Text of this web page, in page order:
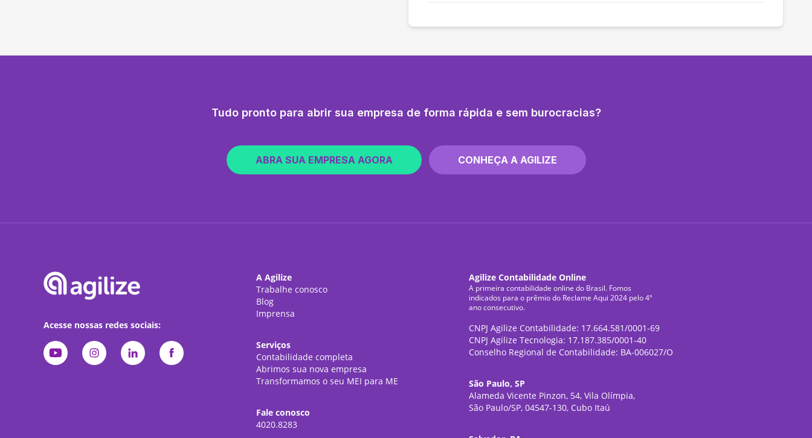
Tudo pronto para abrir sua empresa de forma rápida e sem burocracias?
ABRA SUA EMPRESA AGORA CONHEÇA A AGILIZE
Acesse nossas redes sociais:
A Agilize
Trabalhe conosco
Blog
Imprensa
Serviços
Contabilidade completa
Abrimos sua nova empresa
Transformamos o seu MEI para ME
Fale conosco
4020.8283
Agilize Contabilidade Online
A primeira contabilidade online do Brasil. Fomos
indicados para o prêmio do Reclame Aqui 2024 pelo 4º
ano consecutivo.
CNPJ Agilize Contabilidade: 17.664.581/0001-69
CNPJ Agilize Tecnologia: 17.187.385/0001-40
Conselho Regional de Contabilidade: BA-006027/O
São Paulo, SP
Alameda Vicente Pinzon, 54, Vila Olímpia,
São Paulo/SP, 04547-130, Cubo Itaú